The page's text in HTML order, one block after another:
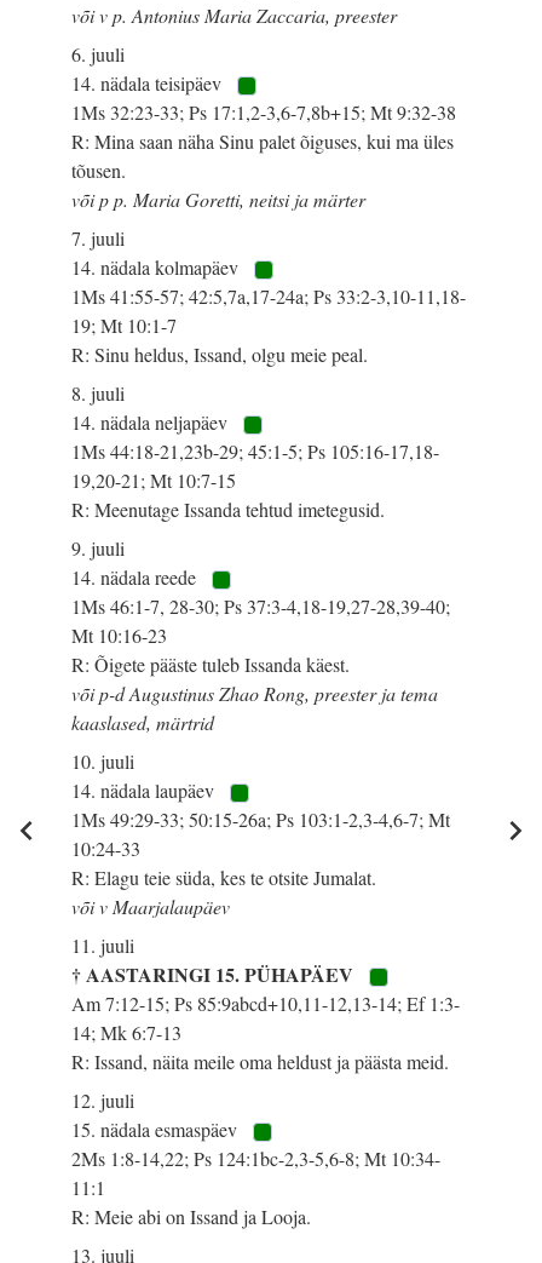
või v p. Antonius Maria Zaccaria, preester
6. juuli
14. nädala teisipäev
1Ms 32:23-33; Ps 17:1,2-3,6-7,8b+15; Mt 9:32-38
R: Mina saan näha Sinu palet õiguses, kui ma üles
tõusen.
või p p. Maria Goretti, neitsi ja märter
7. juuli
14. nädala kolmapäev
1Ms 41:55-57; 42:5,7a,17-24a; Ps 33:2-3,10-11,18-
19; Mt 10:1-7
R: Sinu heldus, Issand, olgu meie peal.
8. juuli
14. nädala neljapäev
1Ms 44:18-21,23b-29; 45:1-5; Ps 105:16-17,18-
19,20-21; Mt 10:7-15
R: Meenutage Issanda tehtud imetegusid.
9. juuli
14. nädala reede
1Ms 46:1-7, 28-30; Ps 37:3-4,18-19,27-28,39-40;
Mt 10:16-23
R: Õigete pääste tuleb Issanda käest.
või p-d Augustinus Zhao Rong, preester ja tema
kaaslased, märtrid
10. juuli
14. nädala laupäev
1Ms 49:29-33; 50:15-26a; Ps 103:1-2,3-4,6-7; Mt
10:24-33
R: Elagu teie süda, kes te otsite Jumalat.
või v Maarjalaupäev
11. juuli
† AASTARINGI 15. PÜHAPÄEV
Am 7:12-15; Ps 85:9abcd+10,11-12,13-14; Ef 1:3-
14; Mk 6:7-13
R: Issand, näita meile oma heldust ja päästa meid.
12. juuli
15. nädala esmaspäev
2Ms 1:8-14,22; Ps 124:1bc-2,3-5,6-8; Mt 10:34-
11:1
R: Meie abi on Issand ja Looja.
13. juuli